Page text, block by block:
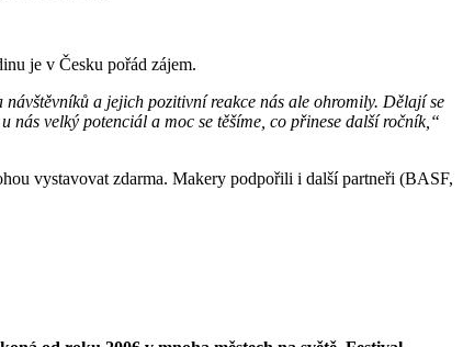
je v Česku pořád zájem.
a jejich pozitivní reakce nás ale ohromily. Dělají se
nás velký potenciál a moc se těšíme, co přinese další ročník,“
vystavovat zdarma. Makery podpořili i další partneři (BASF,